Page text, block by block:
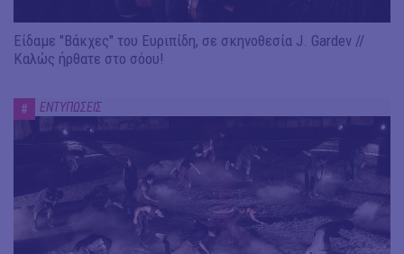
Είδαμε "Βάκχες" του Ευριπίδη, σε σκηνοθεσία J. Gardev //
Καλώς ήρθατε στο σόου!
# ΕΝΤΥΠΩΣΕΙΣ